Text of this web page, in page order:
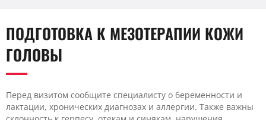
ПОДГОТОВКА К МЕЗОТЕРАПИИ КОЖИ
ГОЛОВЫ
Перед визитом сообщите специалисту о беременности и
лактации, хронических диагнозах и аллергии. Также важны